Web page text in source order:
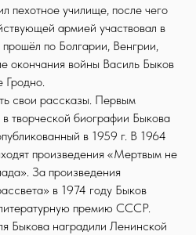
пехотное училище, после чего
армией участвовал в
по Болгарии, Венгрии,
окончания войны Василь Быков
Гродно.
свои рассказы. Первым
творческой биографии Быкова
в 1959 г. В 1964
произведения «Мертвым не
За произведения
в 1974 году Быков
премию СССР.
Быкова наградили Ленинской